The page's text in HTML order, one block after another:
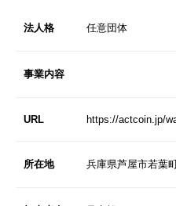
法人格 任意団体
事業内容
URL https://actcoin.jp/
所在地 兵庫県芦屋市若葉